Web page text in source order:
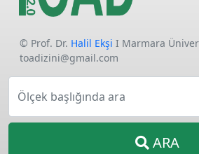
© Prof. Dr. Halil Ekşi I Marmara
toadizini@gmail.com
Ölçek başlığında ara
ARA